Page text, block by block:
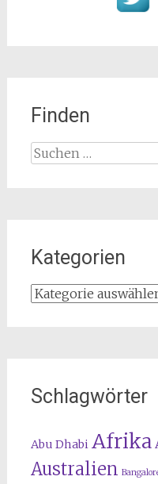
Finden
Suchen
Kategorien
Kategorien
Schlagwörter
Abu Dhabi Afrika
Australien